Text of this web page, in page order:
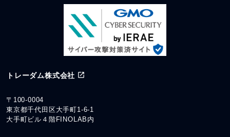
トレーダム株式会社
〒100-0004
東京都千代田区大手町1-6-1
大手町ビル４階FINOLAB内